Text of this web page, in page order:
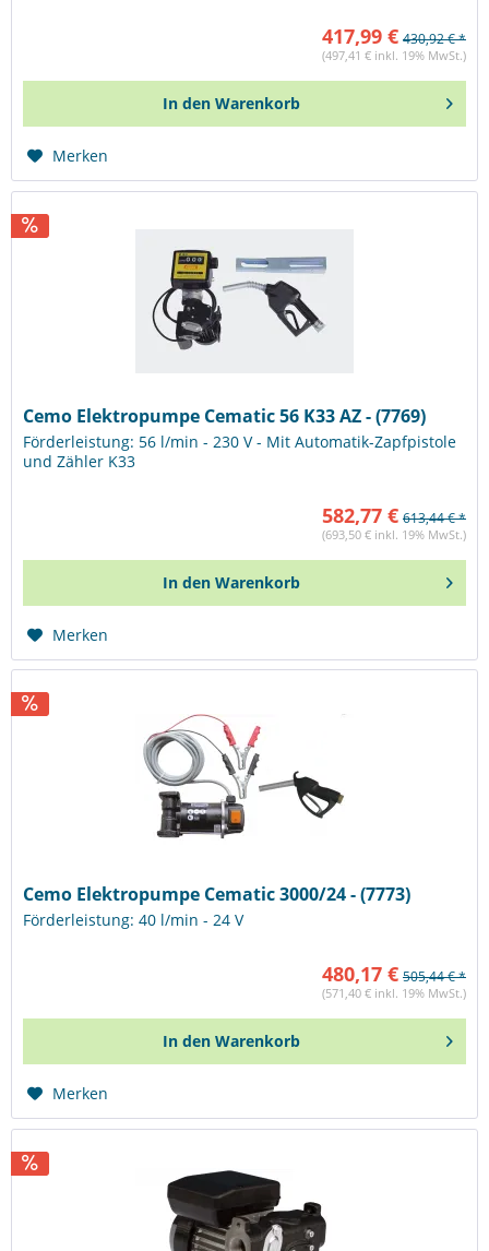
417,99 € 430,92 € *
(497,41 € inkl. 19% MwSt.)
In den Warenkorb
Merken
Cemo Elektropumpe Cematic 56 K33 AZ - (7769)
Förderleistung: 56 l/min - 230 V - Mit Automatik-Zapfpistole
und Zähler K33
582,77 € 613,44 € *
(693,50 € inkl. 19% MwSt.)
In den Warenkorb
Merken
Cemo Elektropumpe Cematic 3000/24 - (7773)
Förderleistung: 40 l/min - 24 V
480,17 € 505,44 € *
(571,40 € inkl. 19% MwSt.)
In den Warenkorb
Merken